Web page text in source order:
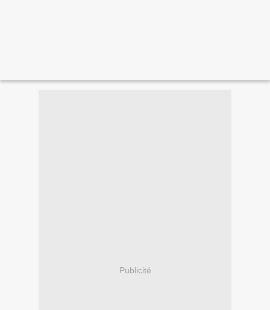
Publicité